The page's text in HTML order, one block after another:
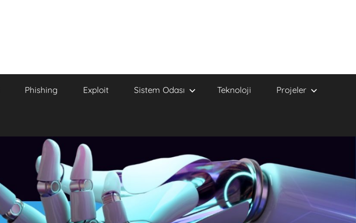
Phishing Exploit Sistem Odası Teknoloji Projeler